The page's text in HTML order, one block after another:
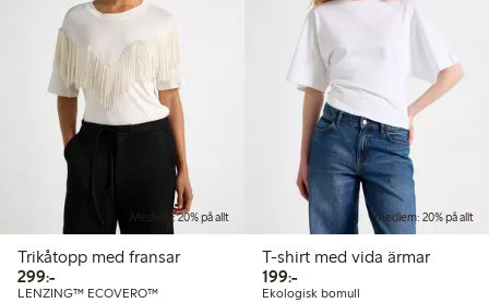
Medlem: 20% på allt
Trikåtopp med fransar
299:-299,00 kr
LENZING™ ECOVERO™
Medlem: 20% på allt
T-shirt med vida ärmar
199:-199,00 kr
Ekologisk bomull